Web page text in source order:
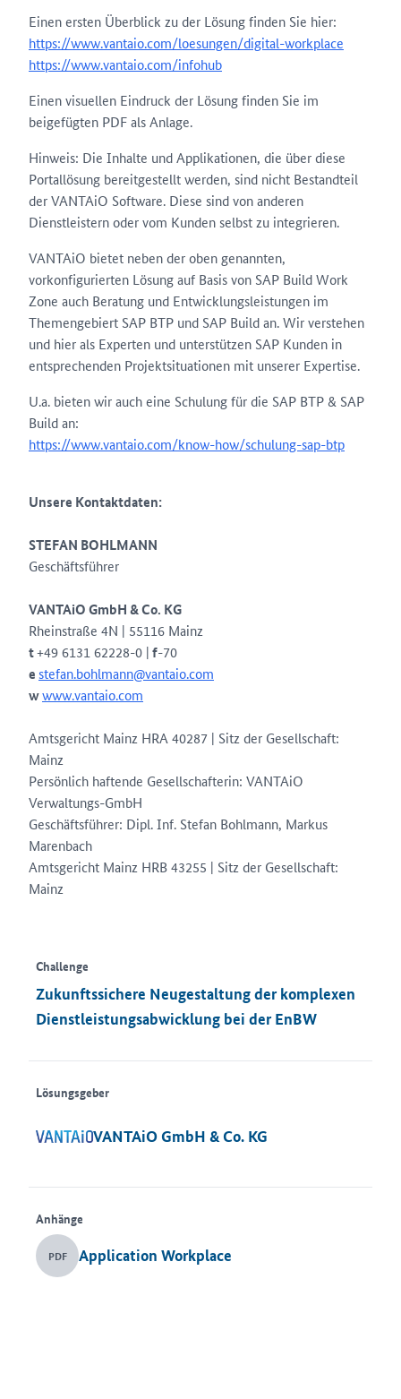
Einen ersten Überblick zu der Lösung finden Sie hier:
https://www.vantaio.com/loesungen/digital-workplace
https://www.vantaio.com/infohub
Einen visuellen Eindruck der Lösung finden Sie im
beigefügten PDF als Anlage.
Hinweis: Die Inhalte und Applikationen, die über diese
Portallösung bereitgestellt werden, sind nicht Bestandteil
der VANTAiO Software. Diese sind von anderen
Dienstleistern oder vom Kunden selbst zu integrieren.
VANTAiO bietet neben der oben genannten,
vorkonfigurierten Lösung auf Basis von SAP Build Work
Zone auch Beratung und Entwicklungsleistungen im
Themengebiert SAP BTP und SAP Build an. Wir verstehen
und hier als Experten und unterstützen SAP Kunden in
entsprechenden Projektsituationen mit unserer Expertise.
U.a. bieten wir auch eine Schulung für die SAP BTP & SAP
Build an:
https://www.vantaio.com/know-how/schulung-sap-btp
Unsere Kontaktdaten:
STEFAN BOHLMANN
Geschäftsführer
VANTAiO GmbH & Co. KG
Rheinstraße 4N | 55116 Mainz
t+49 6131 62228-0 |f-70
estefan.bohlmann@vantaio.com
wwww.vantaio.com
Amtsgericht Mainz HRA 40287 | Sitz der Gesellschaft:
Mainz
Persönlich haftende Gesellschafterin: VANTAiO
Verwaltungs-GmbH
Geschäftsführer: Dipl. Inf. Stefan Bohlmann, Markus
Marenbach
Amtsgericht Mainz HRB 43255 | Sitz der Gesellschaft:
Mainz
Challenge
Zukunftssichere Neugestaltung der komplexen
Dienstleistungsabwicklung bei der EnBW
Lösungsgeber
VANTAiO GmbH & Co. KG
Anhänge
PDF Application Workplace